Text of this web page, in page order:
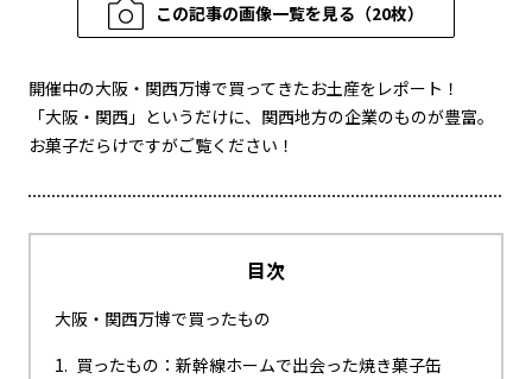
この記事の画像一覧を見る（20枚）
開催中の大阪・関西万博で買ってきたお土産をレポート！
「大阪・関西」というだけに、関西地方の企業のものが豊富。
お菓子だらけですがご覧ください！
目次
大阪・関西万博で買ったもの
買ったもの：新幹線ホームで出会った焼き菓子缶